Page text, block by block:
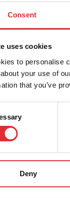
Consent
uses cookies
to personalise
your use of
that you’ve
Deny